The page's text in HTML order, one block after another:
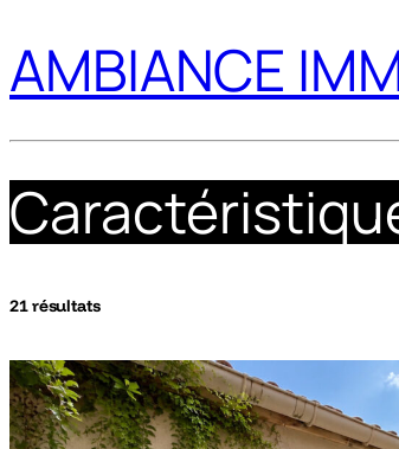
AMBIANCE
21 résultats